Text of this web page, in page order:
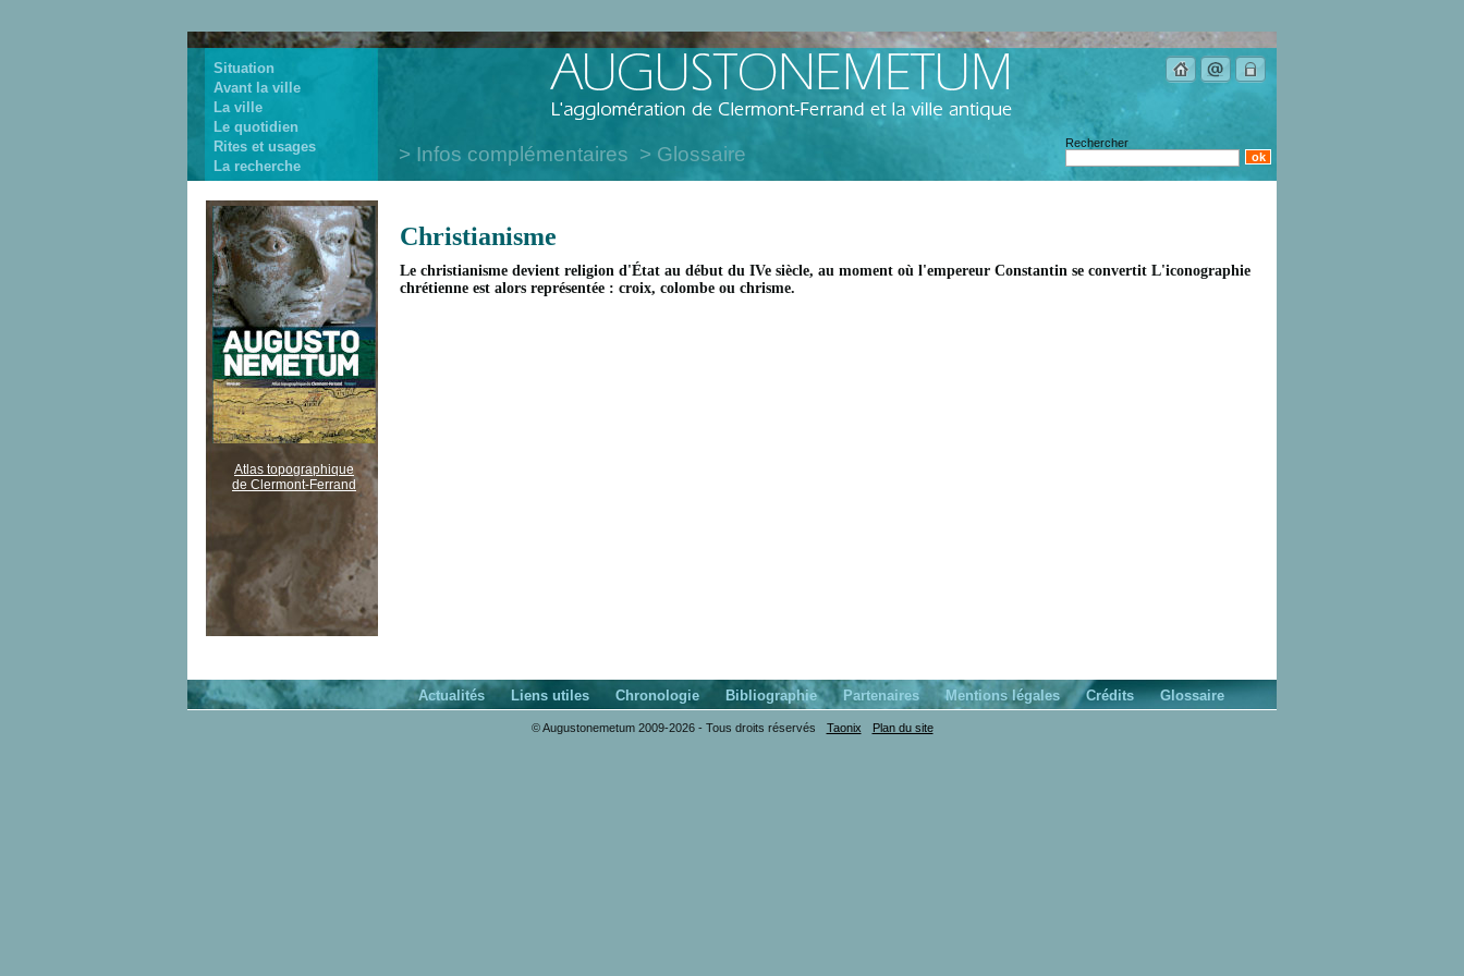
Situation
Avant la ville
La ville
Le quotidien
Rites et usages
La recherche
Rechercher
Infos complémentaires Glossaire
Christianisme
Le christianisme devient religion d'État au début du IVe siècle, au moment où l'empereur Constantin se convertit L'iconographie
chrétienne est alors représentée : croix, colombe ou chrisme.
Atlas topographique
de Clermont-Ferrand
Actualités Liens utiles Chronologie Bibliographie Partenaires Mentions légales Crédits Glossaire
© Augustonemetum 2009-2026 - Tous droits réservés Taonix Plan du site